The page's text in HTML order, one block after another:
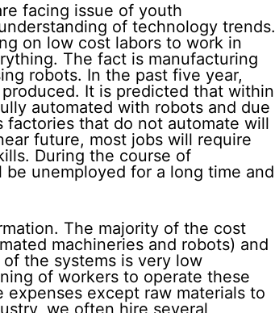
facing issue of youth
of technology trends.
on low cost labors to work in
The fact is manufacturing
robots. In the past five year,
It is predicted that within
automated with robots and due
that do not automate will
future, most jobs will require
During the course of
unemployed for a long time and
The majority of the cost
machineries and robots) and
the systems is very low
of workers to operate these
except raw materials to
we often hire several